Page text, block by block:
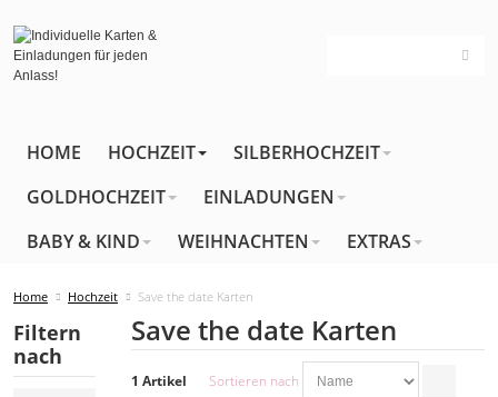
HOME HOCHZEIT
SILBERHOCHZEIT
GOLDHOCHZEIT
EINLADUNGEN
BABY & KIND
WEIHNACHTEN EXTRAS
Home Hochzeit Save the date Karten
Save the date Karten
1 Artikel Sortieren nach
Filtern
nach